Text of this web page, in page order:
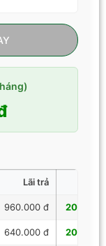
Lãi trả
960.000 đ
640.000 đ